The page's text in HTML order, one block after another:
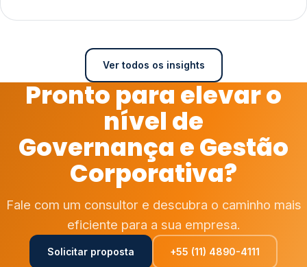
Ver todos os insights
Pronto para elevar o
nível de
Governança e Gestão
Corporativa?
Fale com um consultor e descubra o caminho mais
eficiente para a sua empresa.
Solicitar proposta +55 (11) 4890-4111